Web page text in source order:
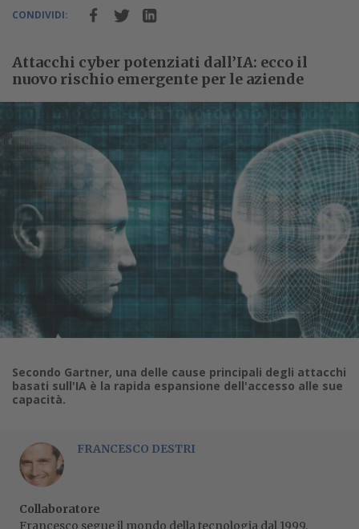
CONDIVIDI:
Attacchi cyber potenziati dall’IA: ecco il
nuovo rischio emergente per le aziende
Secondo Gartner, una delle cause principali degli attacchi
basati sull'IA è la rapida espansione dell'accesso alle sue
capacità.
FRANCESCO DESTRI
Collaboratore
Francesco segue il mondo della tecnologia dal 1999,